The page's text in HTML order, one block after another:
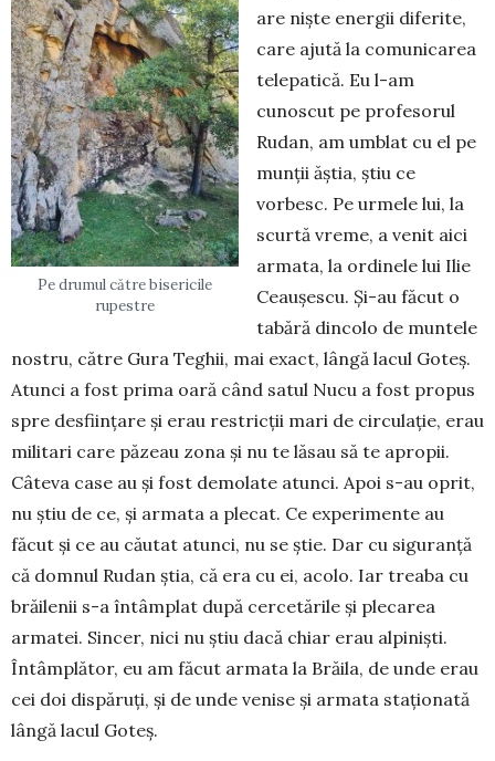
Pe drumul către bisericile
rupestre
are niște energii diferite,
care ajută la comunicarea
tele­patică. Eu l-am
cunoscut pe pro­fesorul
Ru­dan, am umblat cu el pe
munții ăștia, știu ce
vorbesc. Pe ur­mele lui, la
scurtă vreme, a venit aici
armata, la ordinele lui Ilie
Ceau­șescu. Și-au făcut o
tabără dincolo de muntele
nostru, către Gura Teghii, mai exact, lângă lacul Goteș.
Atunci a fost prima oară când satul Nucu a fost propus
spre desființare și erau restricții mari de circulație, erau
militari care păzeau zona și nu te lăsau să te apropii.
Câteva case au și fost demolate atunci. Apoi s-au oprit,
nu știu de ce, și armata a plecat. Ce experimente au
făcut și ce au căutat atunci, nu se știe. Dar cu siguranță
că domnul Rudan știa, că era cu ei, acolo. Iar treaba cu
brăilenii s-a întâmplat după cercetările și plecarea
armatei. Sincer, nici nu știu dacă chiar erau alpiniști.
Întâmplător, eu am făcut armata la Brăila, de unde erau
cei doi dispăruți, și de unde venise și armata staționată
lângă lacul Goteș.